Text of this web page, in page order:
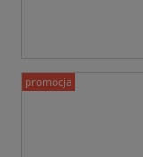
promocja